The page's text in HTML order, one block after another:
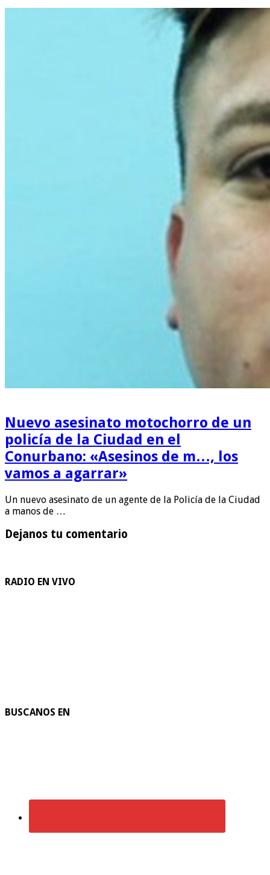
Nuevo asesinato motochorro de un
policía de la Ciudad en el
Conurbano: «Asesinos de m…, los
vamos a agarrar»
Un nuevo asesinato de un agente de la Policía de la Ciudad
a manos de …
Dejanos tu comentario
RADIO EN VIVO
BUSCANOS EN